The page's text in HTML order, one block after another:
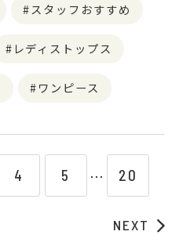
スタッフおすすめ
レディストップス
ワンピース
4 5 ⋯ 20
NEXT